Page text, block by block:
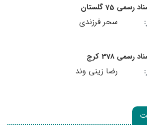
75 گلستان
سحر فرزندی
رسمی 378 کرج
رضا زینی وند